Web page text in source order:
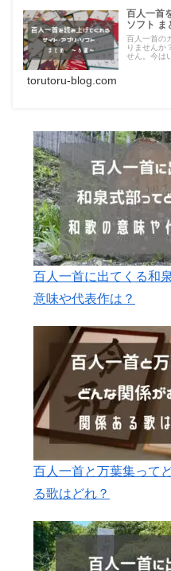
百人一首
ソフト
百人一首の
りませんか
せん。今は
torutoru-blog.com
百人一首に出てくる和
意味や代表作は？
百人一首と万葉集って
る歌はどれ？